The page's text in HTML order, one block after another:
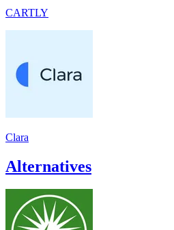
CARTLY
Clara
Alternatives